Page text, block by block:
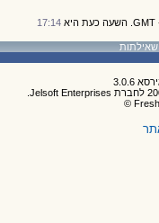
17:14